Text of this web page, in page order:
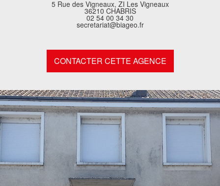
5 Rue des Vigneaux, ZI Les Vigneaux
36210 CHABRIS
02 54 00 34 30
secretariat@biageo.fr
CONTACTER CETTE AGENCE